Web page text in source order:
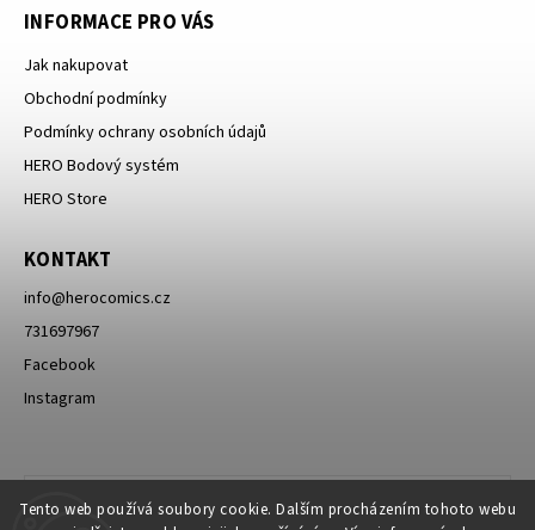
Tento web používá soubory cookie. Dalším procházením tohoto webu
INFORMACE PRO VÁS
Jak nakupovat
Obchodní podmínky
Podmínky ochrany osobních údajů
HERO Bodový systém
HERO Store
KONTAKT
info@herocomics.cz
731697967
Facebook
Instagram